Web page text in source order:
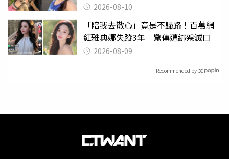
2026-08-10
「陪我去散心」竟是不歸路！百萬網
紅雅典娜失蹤3年 驚傳遭綁架滅口
2026-08-09
Recommended by